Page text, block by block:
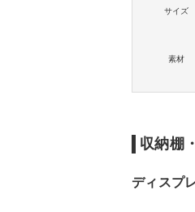
サイズ
素材
収納棚
ディスプ